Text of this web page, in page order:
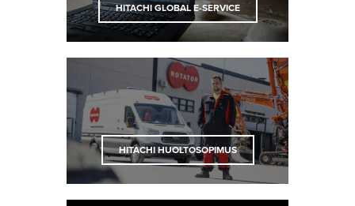
HITACHI GLOBAL E-SERVICE
HITACHI HUOLTOSOPIMUS